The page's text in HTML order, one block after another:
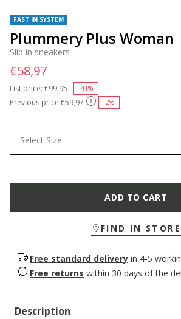
FAST IN SYSTEM
Plummery Plus Woman
Slip in sneakers
Previous price:€59,97 -2%
List price: Price reduced from
€99,95 -41%
€58,97
Select Size
ADD TO CART
FIND IN STORE
Free standard delivery in 4-5
Free returns within 30 days of the
Description